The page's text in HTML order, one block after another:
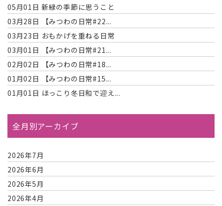
05月01日 新緑の季節に思うこと
03月28日
【みつわの日常#22...
03月23日 おもかげを重ねる日常
03月01日
【みつわの日常#21...
02月02日
【みつわの日常#18...
01月02日
【みつわの日常#15...
01月01日 ほっこり冬日和で迎え...
全月別アーカイブ
2026年7月
2026年6月
2026年5月
2026年4月